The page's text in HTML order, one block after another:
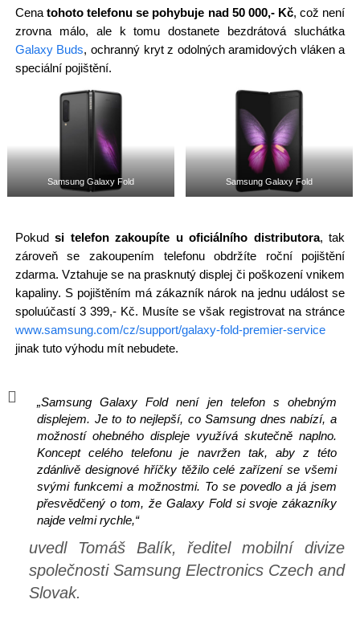
Cenatohoto telefonu se pohybuje nad 50 000,- Kč, což není
zrovna málo, ale k tomu dostanete bezdrátová sluchátka
Galaxy Buds, ochranný kryt z odolných aramidových vláken a
speciální pojištění.
Samsung Galaxy Fold Samsung Galaxy Fold
Pokudsi telefon zakoupíte u oficiálního distributora, tak
zároveň se zakoupením telefonu obdržíte roční pojištění
zdarma. Vztahuje se na prasknutý displej či poškození vnikem
kapaliny. S pojištěním má zákazník nárok na jednu událost se
spoluúčastí 3 399,- Kč. Musíte se však registrovat na stránce
www.samsung.com/cz/support/galaxy-fold-premier-service
jinak tuto výhodu mít nebudete.
„Samsung Galaxy Fold není jen telefon s ohebným
displejem. Je to to nejlepší, co Samsung dnes nabízí, a
možností ohebného displeje využívá skutečně naplno.
Koncept celého telefonu je navržen tak, aby z této
zdánlivě designové hříčky těžilo celé zařízení se všemi
svými funkcemi a možnostmi. To se povedlo a já jsem
přesvědčený o tom, že Galaxy Fold si svoje zákazníky
najde velmi rychle,“
uvedl Tomáš Balík, ředitel mobilní divize
společnosti Samsung Electronics Czech and
Slovak.